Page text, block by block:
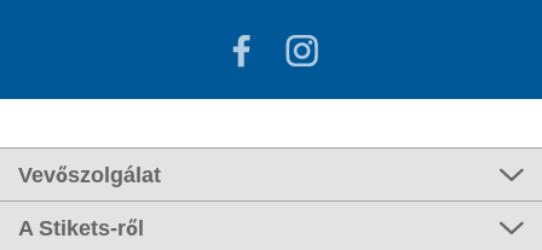
Vevőszolgálat
A Stikets-ről